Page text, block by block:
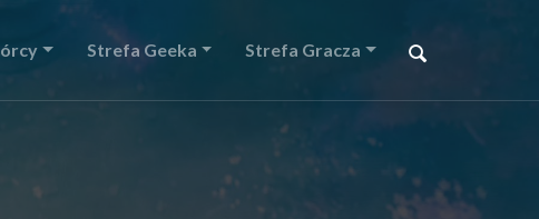
Strefa Geeka Strefa Gracza